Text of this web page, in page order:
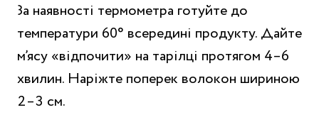
За наявності термометра готуйте до
температури 60° всередині продукту. Дайте
м’ясу «відпочити» на тарілці протягом 4–6
хвилин. Наріжте поперек волокон шириною
2–3 см.